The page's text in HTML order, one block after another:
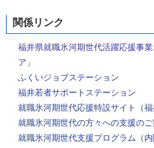
関係リンク
福井県就職氷河期世代活躍応援事
ア」
ふくいジョブステーション
福井若者サポートステーション
就職氷河期世代応援特設サイト（福
就職氷河期世代の方々への支援のご
就職氷河期世代支援プログラム（内